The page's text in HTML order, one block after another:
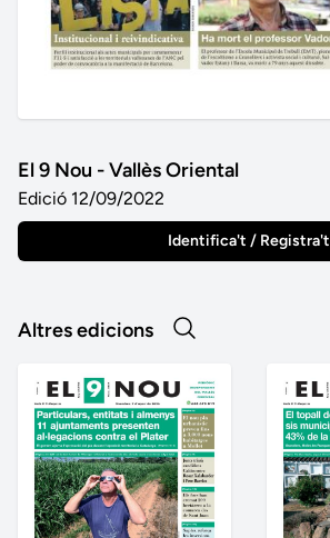
El 9 Nou - Vallès Oriental
Edició 12/09/2022
Identifica't / Registra't
Altres edicions